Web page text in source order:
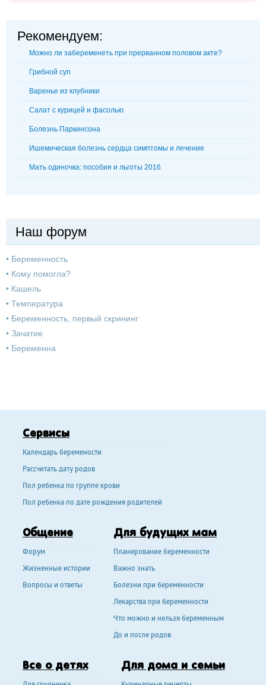
Рекомендуем:
Можно ли забеременеть при прерванном половом акте?
Грибной суп
Варенье из клубники
Салат с курицей и фасолью
Болезнь Паркинсона
Ишемическая болезнь сердца симптомы и лечение
Мать одиночка: пособия и льготы 2016
Наш форум
• Беременность
• Кому помогла?
• Кашель
• Температура
• Беременность, первый скрининг
• Зачатие
• Беременна
Сервисы
Календарь беремености
Рассчитать дату родов
Пол ребенка по группе крови
Пол ребенка по дате рождения родителей
Общение
Форум
Жизненные истории
Вопросы и ответы
Для будущих мам
Планирование беременности
Важно знать
Болезни при беременности
Лекарства при беременности
Что можно и нельзя беременным
До и после родов
Все о детях Для дома и семьи